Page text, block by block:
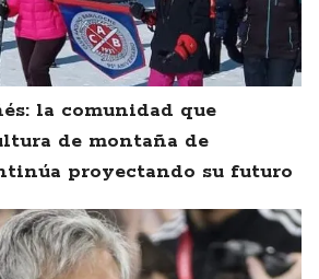
la comunidad que
de montaña de
proyectando su futuro